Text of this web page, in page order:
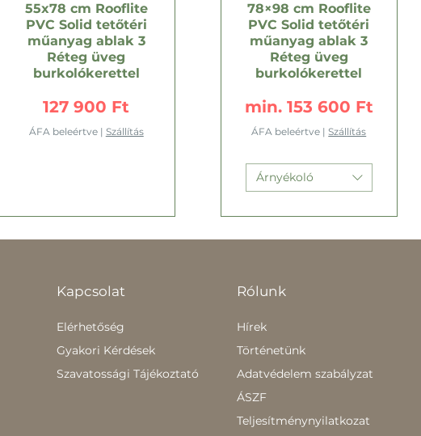
55x78 cm Rooflite
PVC Solid tetőtéri
műanyag ablak 3
Réteg üveg
burkolókerettel
Ár
127 900 Ft
ÁFA beleértve| Szállítás
78×98 cm Rooflite
PVC Solid tetőtéri
műanyag ablak 3
Réteg üveg
burkolókerettel
min. 153 600 Ft
Akciós ár
ÁFA beleértve |Szállítás
Árnyékoló
Kapcsolat
Elérhetőség
Gyakori Kérdések
Szavatossági Tájékoztató
Rólunk
Hírek
Történetünk
Adatvédelem szabályzat
ÁSZF
Teljesítménynyilatkozat